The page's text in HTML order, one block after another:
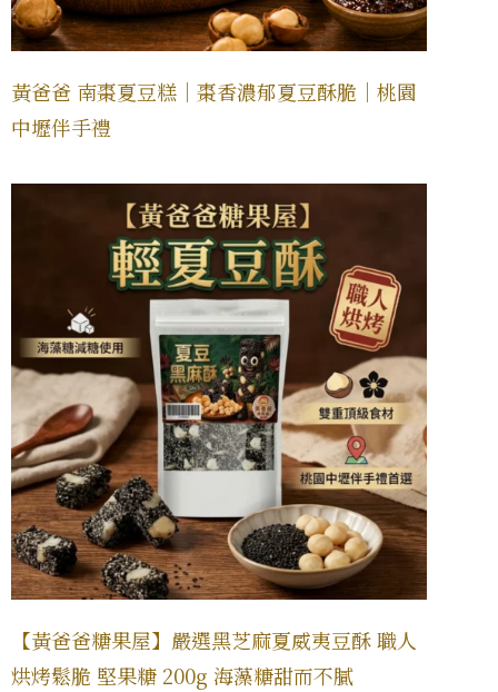
黃爸爸 南棗夏豆糕｜棗香濃郁夏豆酥脆｜桃園
中壢伴手禮
【黃爸爸糖果屋】嚴選黑芝麻夏威夷豆酥 職人
烘烤鬆脆 堅果糖 200g 海藻糖甜而不膩